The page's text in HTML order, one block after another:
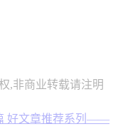
,非商业转载请注明
好文章推荐系列——